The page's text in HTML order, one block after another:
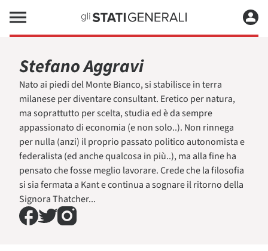
Stefano Aggravi
Nato ai piedi del Monte Bianco, si stabilisce in terra
milanese per diventare consultant. Eretico per natura,
ma soprattutto per scelta, studia ed è da sempre
appassionato di economia (e non solo..). Non rinnega
per nulla (anzi) il proprio passato politico autonomista e
federalista (ed anche qualcosa in più..), ma alla fine ha
pensato che fosse meglio lavorare. Crede che la filosofia
si sia fermata a Kant e continua a sognare il ritorno della
Signora Thatcher...